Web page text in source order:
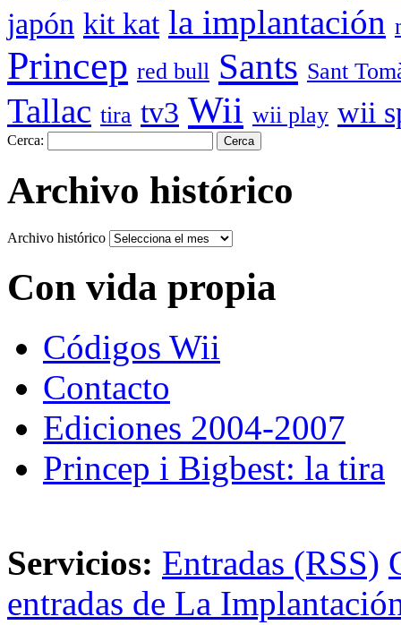
japón kit kat la implantación
Princep red bull Sants Sant
Tallac tira tv3 Wii wii play wii
Cerca:
Archivo histórico
Archivo histórico
Con vida propia
Códigos Wii
Contacto
Ediciones 2004-2007
Princep i Bigbest: la tira
Servicios: Entradas (RSS)
entradas de La